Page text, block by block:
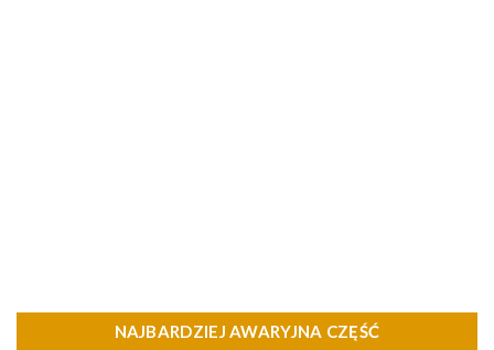
NAJBARDZIEJ AWARYJNA CZĘŚĆ